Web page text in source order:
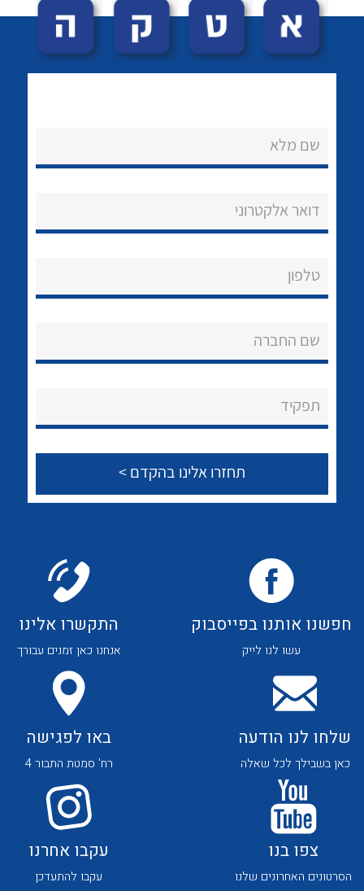
הצוות שלנו
שירותי תמיכה
לכל מוצרי היצרן לכל מוצרי היצרן
לכל מוצרי היצרן לכל מוצרי היצרן
לכל מוצרי היצרן לכל מוצרי היצרן
שם מלא
דואר אלקטרוני
טלפון
שם החברה
תפקיד
חפשנו אותנו בפייסבוק
עשו לנו לייק
התקשרו אלינו
אנחנו כאן זמנים עבורך
שלחו לנו הודעה
כאן בשבילך לכל שאלה
באו לפגישה
רח' סמטת התבור 4
צפו בנו
הסרטונים האחרונים שלנו
עקבו אחרנו
עקבו להתעדכן